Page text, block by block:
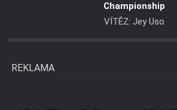
Championship
VÍTĚZ: Jey Uso
REKLAMA